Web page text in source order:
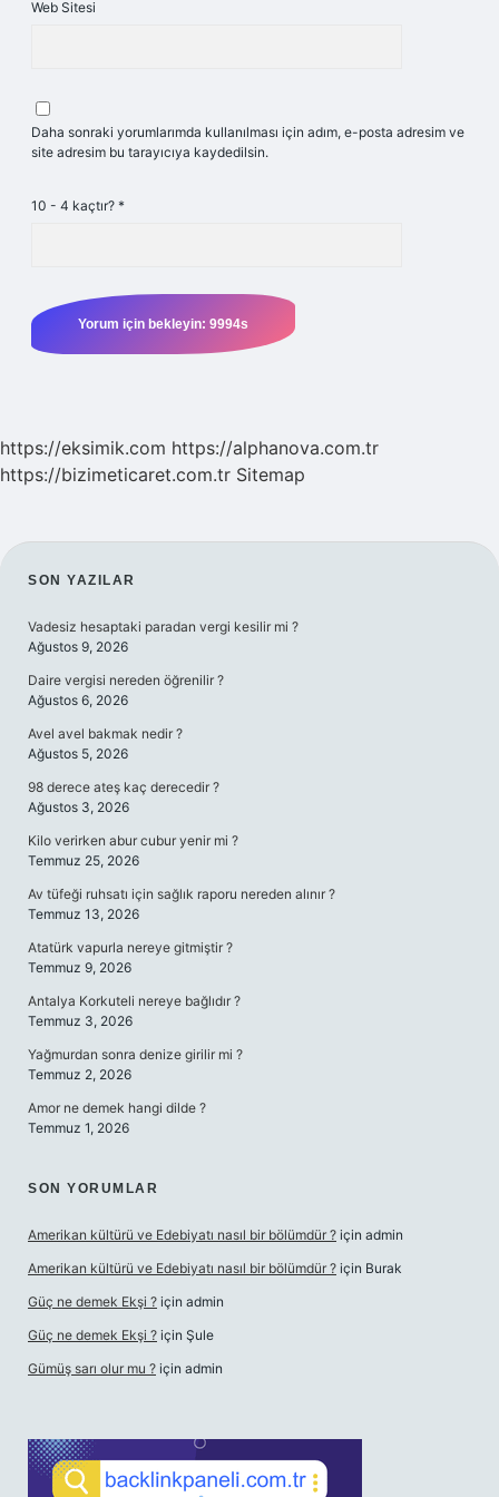
Web Sitesi
Daha sonraki yorumlarımda kullanılması için adım, e-posta adresim ve
site adresim bu tarayıcıya kaydedilsin.
10 - 4 kaçtır? *
https://eksimik.com https://alphanova.com.tr
https://bizimeticaret.com.tr Sitemap
SIDEBAR
SON YAZILAR
Vadesiz hesaptaki paradan vergi kesilir mi ?
Ağustos 9, 2026
Daire vergisi nereden öğrenilir ?
Ağustos 6, 2026
Avel avel bakmak nedir ?
Ağustos 5, 2026
98 derece ateş kaç derecedir ?
Ağustos 3, 2026
Kilo verirken abur cubur yenir mi ?
Temmuz 25, 2026
Av tüfeği ruhsatı için sağlık raporu nereden alınır ?
Temmuz 13, 2026
Atatürk vapurla nereye gitmiştir ?
Temmuz 9, 2026
Antalya Korkuteli nereye bağlıdır ?
Temmuz 3, 2026
Yağmurdan sonra denize girilir mi ?
Temmuz 2, 2026
Amor ne demek hangi dilde ?
Temmuz 1, 2026
SON YORUMLAR
Amerikan kültürü ve Edebiyatı nasıl bir bölümdür ? için admin
Amerikan kültürü ve Edebiyatı nasıl bir bölümdür ? için Burak
Güç ne demek Ekşi ? için admin
Güç ne demek Ekşi ? için Şule
Gümüş sarı olur mu ? için admin